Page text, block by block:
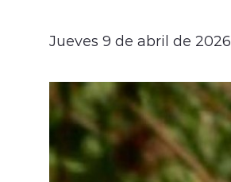
Jueves 9 de abril de 2026